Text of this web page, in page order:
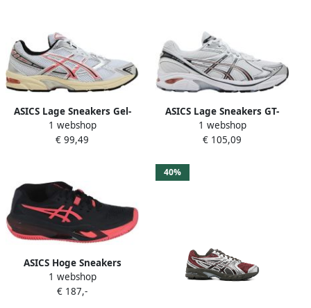
ASICS Lage Sneakers Gel-
1130 White Desert Red
1 webshop
€ 99,49
ASICS Lage Sneakers GT-
2160 White Rose Rouge
1 webshop
€ 105,09
ASICS Hoge Sneakers
1042A277001
1 webshop
€ 187,-
40%